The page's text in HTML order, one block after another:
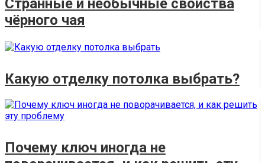
Странные и необычные свойства
чёрного чая
Какую отделку потолка выбрать?
Почему ключ иногда не